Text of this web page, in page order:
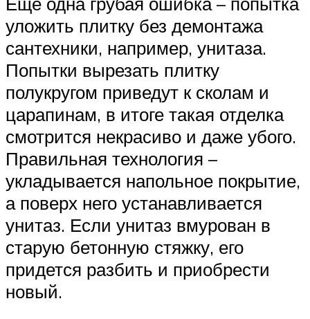
уложить плитку без демонтажа
сантехники, например, унитаза.
Попытки вырезать плитку
полукругом приведут к сколам и
царапинам, в итоге такая отделка
смотрится некрасиво и даже убого.
Правильная технология –
укладывается напольное покрытие,
а поверх него устанавливается
унитаз. Если унитаз вмурован в
старую бетонную стяжку, его
придется разбить и приобрести
новый.